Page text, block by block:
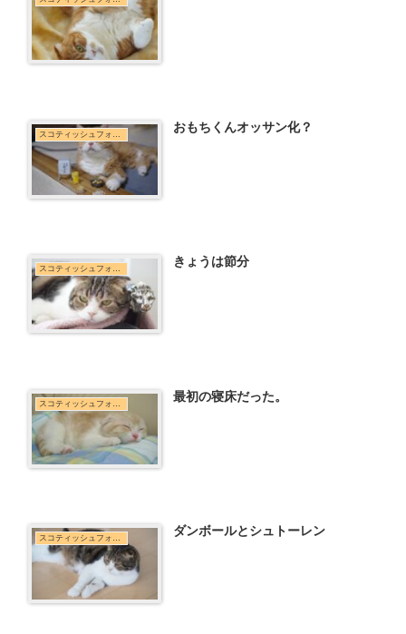
おもちくんオッサン化？
スコティッシュフォールド きょうは節分
最初の寝床だった。
スコティッシュフォールド ダンボールとシュトーレン